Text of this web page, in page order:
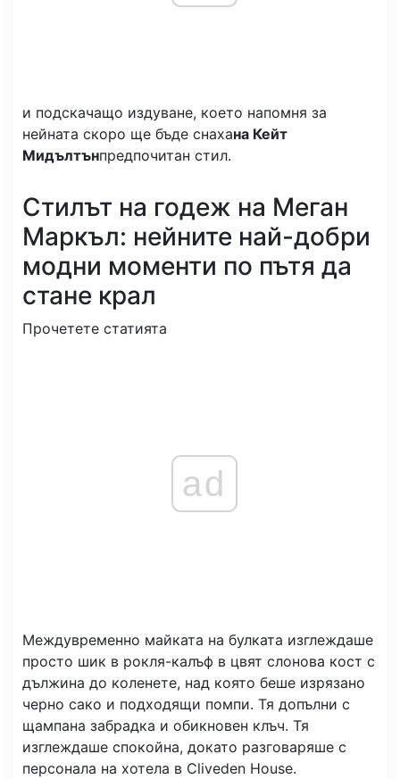
и подскачащо издуване, което напомня за
нейната скоро ще бъде снахана Кейт
Мидълтънпредпочитан стил.
Стилът на годеж на Меган
Маркъл: нейните най-добри
модни моменти по пътя да
стане крал
Прочетете статията
ad
Междувременно майката на булката изглеждаше
просто шик в рокля-калъф в цвят слонова кост с
дължина до коленете, над която беше изрязано
черно сако и подходящи помпи. Тя допълни с
щампана забрадка и обикновен клъч. Тя
изглеждаше спокойна, докато разговаряше с
персонала на хотела в Cliveden House.